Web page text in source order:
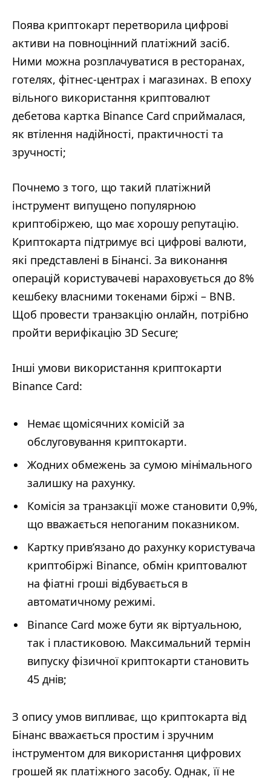
Поява криптокарт перетворила цифрові
активи на повноцінний платіжний засіб.
Ними можна розплачуватися в ресторанах,
готелях, фітнес-центрах і магазинах. В епоху
вільного використання криптовалют
дебетова картка Binance Card сприймалася,
як втілення надійності, практичності та
зручності;
Почнемо з того, що такий платіжний
інструмент випущено популярною
криптобіржею, що має хорошу репутацію.
Криптокарта підтримує всі цифрові валюти,
які представлені в Бінансі. За виконання
операцій користувачеві нараховується до 8%
кешбеку власними токенами біржі – BNB.
Щоб провести транзакцію онлайн, потрібно
пройти верифікацію 3D Secure;
Інші умови використання криптокарти
Binance Card:
Немає щомісячних комісій за
обслуговування криптокарти.
Жодних обмежень за сумою мінімального
залишку на рахунку.
Комісія за транзакції може становити 0,9%,
що вважається непоганим показником.
Картку прив’язано до рахунку користувача
криптобіржі Binance, обмін криптовалют
на фіатні гроші відбувається в
автоматичному режимі.
Binance Card може бути як віртуальною,
так і пластиковою. Максимальний термін
випуску фізичної криптокарти становить
45 днів;
З опису умов випливає, що криптокарта від
Бінанс вважається простим і зручним
інструментом для використання цифрових
грошей як платіжного засобу. Однак, її не